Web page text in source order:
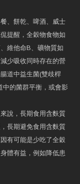
、餅乾、啤酒、威士
提醒，全穀物食物如
維他命B、礦物質如
少吸收同時存在的營
道中益生菌(雙歧桿
的菌群平衡，或會影
說，長期食用含麩質
長期避免食用含麩質
有可能是少吃了全穀
體有益，例如降低患